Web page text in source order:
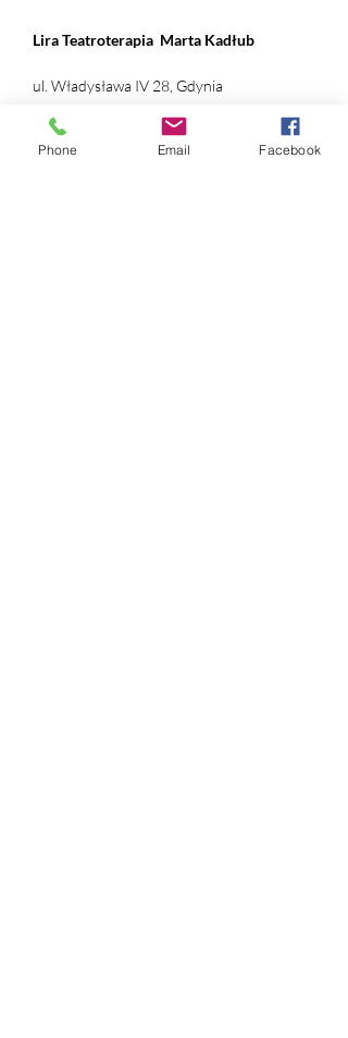
Lira Teatroterapia Marta Kadłub
ul. Władysława IV 28, Gdynia
NIP:631 239 89 90
Phone Email Facebook